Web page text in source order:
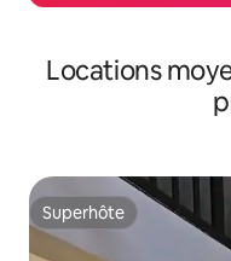
Locations
Superhôte
Superhôte